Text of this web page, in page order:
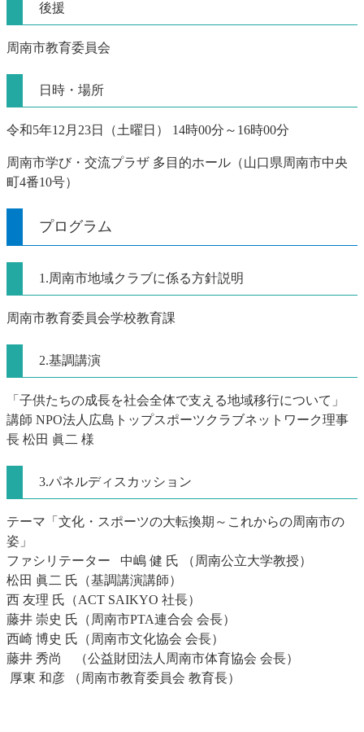
後援
周南市教育委員会
日時・場所
令和5年12月23日（土曜日） 14時00分～16時00分
周南市学び・交流プラザ 多目的ホール（山口県周南市中央
町4番10号）
プログラム
1.周南市地域クラブに係る方針説明
周南市教育委員会学校教育課
2.基調講演
「子供たちの成長を社会全体で支える地域移行について」
講師 NPO法人広島トップスポーツクラブネットワーク理事
長 松田 眞二 様
3.パネルディスカッション
テーマ「文化・スポーツの大転換期～これからの周南市の
姿」
ファシリテーター 中嶋 健 氏 （周南公立大学教授）
松田 眞二 氏（基調講演講師）
西 友理 氏（ACT SAIKYO 社長）
藤井 崇史 氏（周南市PTA連合会 会長）
西崎 博史 氏（周南市文化協会 会長）
藤井 秀尚 （公益財団法人周南市体育協会 会長）
​ 厚東 和彦 （周南市教育委員会 教育長）